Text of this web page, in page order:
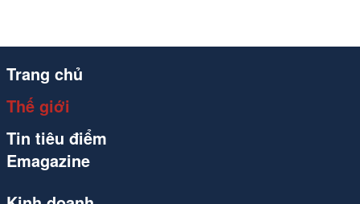
Trang chủ
Thế giới
Tin tiêu điểm
Emagazine